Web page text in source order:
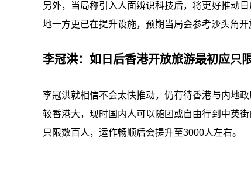
另外，当局称引入人面辨识科技后，将更好推动
地一方更已在提升设施，预期当局会参考沙头角
李冠洪：如日后香港开放旅游最初应只
李冠洪就相信不会太快推动，仍有待香港与内地
较香港大，现时国内人可以随团或自由行到中英
只限数百人，运作畅顺后会提升至3000人左右。